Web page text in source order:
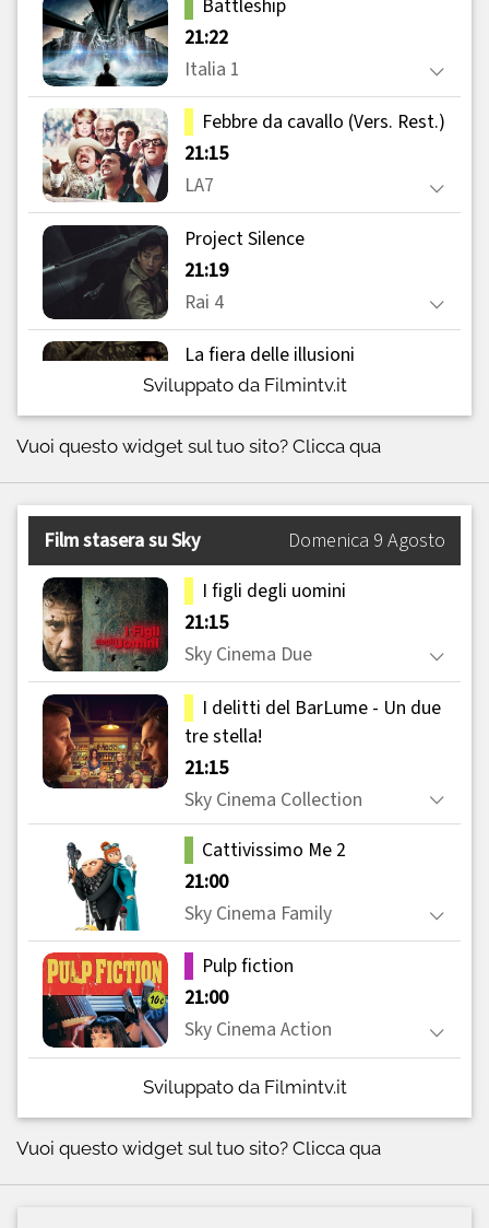
Sviluppato da Filmintv.it
Vuoi questo widget sul tuo sito? Clicca qua
Sviluppato da Filmintv.it
Vuoi questo widget sul tuo sito? Clicca qua